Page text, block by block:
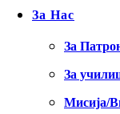
За Нас
За
За
Мисија/